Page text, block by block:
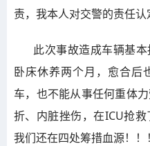
责，我本人对交警的责任认
此次事故造成车辆基
卧床休养两个月，愈合后
车，也不能从事任何重体
折、内脏挫伤，在ICU抢救
我们还在四处筹措血源！！！